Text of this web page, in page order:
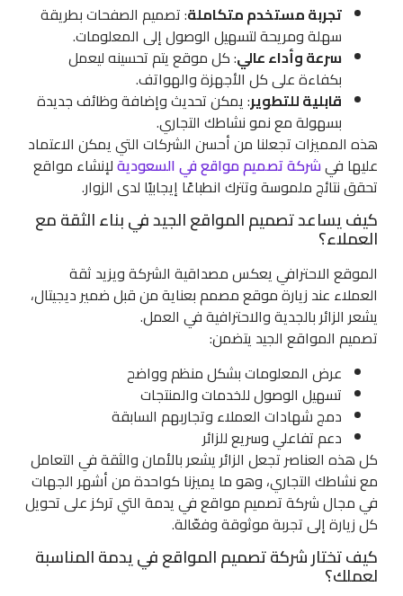
تجربة مستخدم متكاملة: تصميم الصفحات بطريقة
سهلة ومريحة لتسهيل الوصول إلى المعلومات.
سرعة وأداء عالي: كل موقع يتم تحسينه ليعمل
بكفاءة على كل الأجهزة والهواتف.
قابلية للتطوير: يمكن تحديث وإضافة وظائف جديدة
بسهولة مع نمو نشاطك التجاري.
هذه المميزات تجعلنا من أحسن الشركات التي يمكن الاعتماد
عليها فيشركة تصميم مواقع في السعوديةلإنشاء مواقع
تحقق نتائج ملموسة وتترك انطباعًا إيجابيًا لدى الزوار.
كيف يساعد تصميم المواقع الجيد في بناء الثقة مع
العملاء؟
الموقع الاحترافي يعكس مصداقية الشركة ويزيد ثقة
العملاء عند زيارة موقع مصمم بعناية من قبل ضمير ديجيتال،
يشعر الزائر بالجدية والاحترافية في العمل.
تصميم المواقع الجيد يتضمن:
عرض المعلومات بشكل منظم وواضح
تسهيل الوصول للخدمات والمنتجات
دمج شهادات العملاء وتجاربهم السابقة
دعم تفاعلي وسريع للزائر
كل هذه العناصر تجعل الزائر يشعر بالأمان والثقة في التعامل
مع نشاطك التجاري، وهو ما يميزنا كواحدة من أشهر الجهات
في مجال شركة تصميم مواقع في يدمة التي تركز على تحويل
كل زيارة إلى تجربة موثوقة وفعّالة.
كيف تختار شركة تصميم المواقع في يدمة المناسبة
لعملك؟